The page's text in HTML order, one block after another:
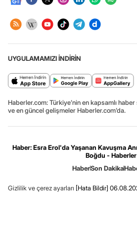
UYGULAMAMIZI İNDİRİN
Haberler.com: Türkiye’nin en kapsamlı
ve en güncel gelişmeler Haberler.com’da.
Haber: Esra Erol'da Yaşanan Kavuşma
Boğdu - Haberler
HaberSon Dakika
Gizlilik ve çerez ayarları [Hata Bildir]